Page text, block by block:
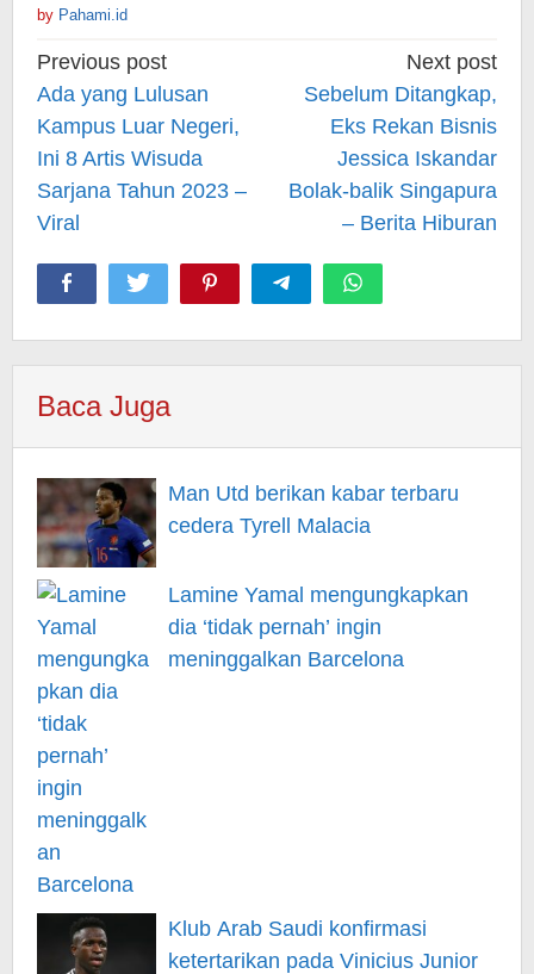
by Pahami.id
Post
navigation
Previous post
Ada yang Lulusan
Kampus Luar Negeri,
Ini 8 Artis Wisuda
Sarjana Tahun 2023 –
Viral
Next post
Sebelum Ditangkap,
Eks Rekan Bisnis
Jessica Iskandar
Bolak-balik Singapura
– Berita Hiburan
Baca Juga
Man Utd berikan kabar terbaru
cedera Tyrell Malacia
Lamine Yamal mengungkapkan
dia ‘tidak pernah’ ingin
meninggalkan Barcelona
Klub Arab Saudi konfirmasi
ketertarikan pada Vinicius Junior